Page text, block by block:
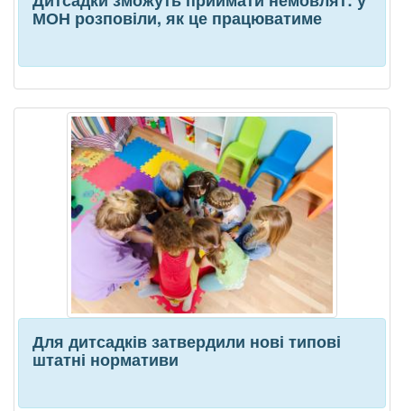
МОН розповіли, як це працюватиме
Для дитсадків затвердили нові типові
штатні нормативи